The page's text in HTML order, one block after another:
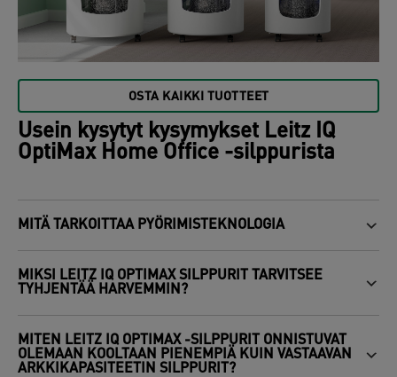
OSTA KAIKKI TUOTTEET
Usein kysytyt kysymykset Leitz IQ
OptiMax Home Office -silppurista
MITÄ TARKOITTAA PYÖRIMISTEKNOLOGIA
MIKSI LEITZ IQ OPTIMAX SILPPURIT TARVITSEE
TYHJENTÄÄ HARVEMMIN?
MITEN LEITZ IQ OPTIMAX -SILPPURIT ONNISTUVAT
OLEMAAN KOOLTAAN PIENEMPIÄ KUIN VASTAAVAN
ARKKIKAPASITEETIN SILPPURIT?